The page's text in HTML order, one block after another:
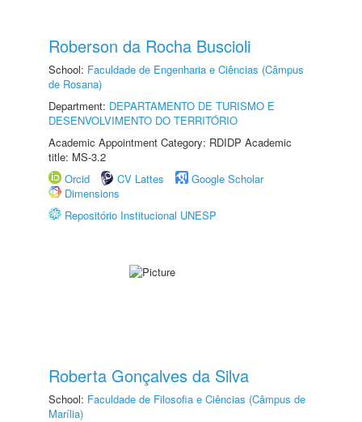
Roberson da Rocha Buscioli
School: Faculdade de Engenharia e Ciências (Câmpus
de Rosana)
Department: DEPARTAMENTO DE TURISMO E
DESENVOLVIMENTO DO TERRITÓRIO
Academic Appointment Category: RDIDP Academic
title: MS-3.2
Orcid
CV Lattes
Google Scholar
Dimensions
Repositório Institucional UNESP
Roberta Gonçalves da Silva
School: Faculdade de Filosofia e Ciências (Câmpus de
Marília)